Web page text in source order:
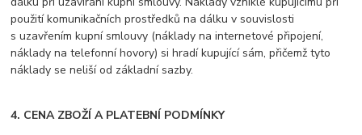
použití komunikačních prostředků na dálku v souvislosti
s uzavřením kupní smlouvy (náklady na internetové připojení,
náklady na telefonní hovory) si hradí kupující sám, přičemž tyto
náklady se neliší od základní sazby.
4. CENA ZBOŽÍ A PLATEBNÍ PODMÍNKY